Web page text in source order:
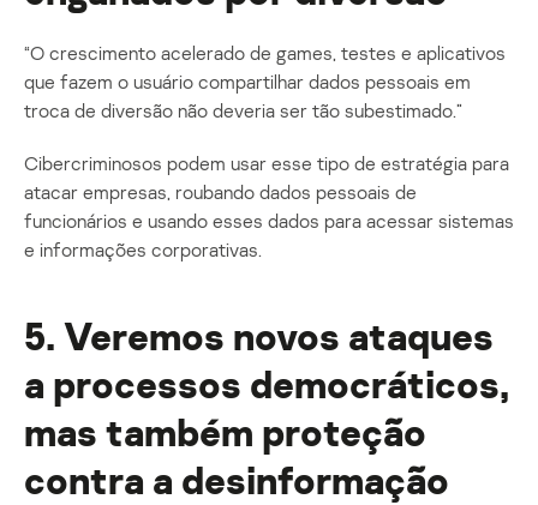
“O crescimento acelerado de games, testes e aplicativos
que fazem o usuário compartilhar dados pessoais em
troca de diversão não deveria ser tão subestimado.”
Cibercriminosos podem usar esse tipo de estratégia para
atacar empresas, roubando dados pessoais de
funcionários e usando esses dados para acessar sistemas
e informações corporativas.
5. Veremos novos ataques
a processos democráticos,
mas também proteção
contra a desinformação